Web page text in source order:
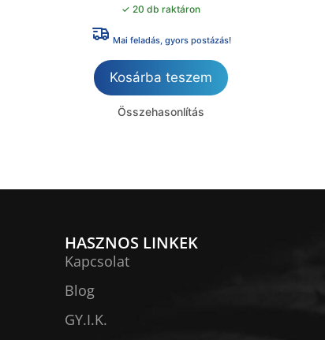
✓ 20 db raktáron
Mai feladás, gyors postázás!
Kosárba teszem
Összehasonlítás
HASZNOS LINKEK
Kapcsolat
Blog
GY.I.K.